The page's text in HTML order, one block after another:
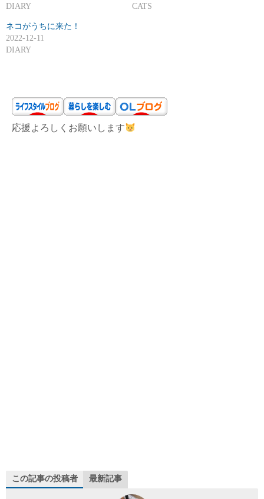
DIARY
CATS
ネコがうちに来た！
2022-12-11
DIARY
応援よろしくお願いします
この記事の投稿者 最新記事